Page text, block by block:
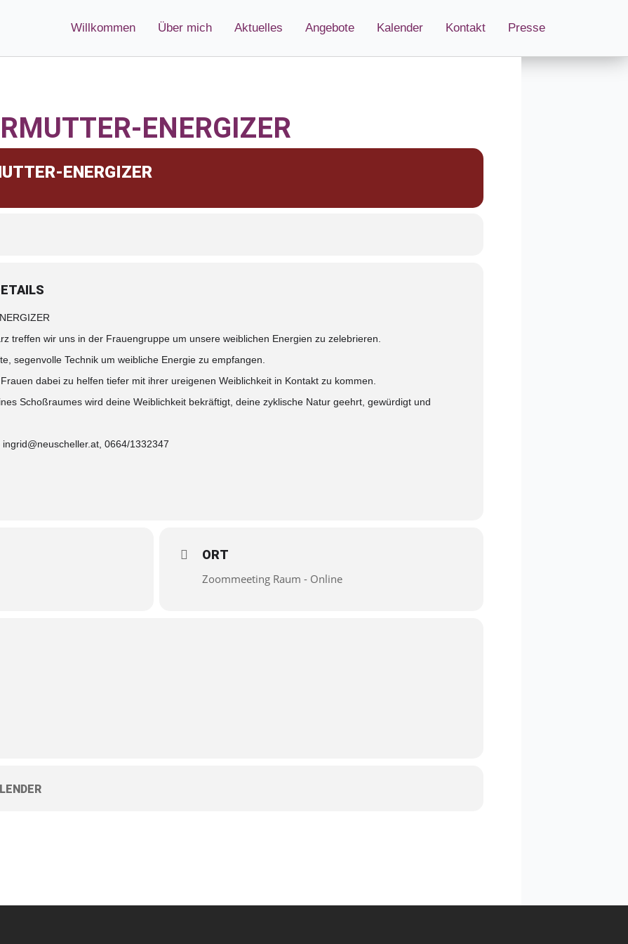
Willkommen Über mich Aktuelles Angebote Kalender Kontakt Presse
ENERGIZER
ENERGIZER
treffen wir uns in der Frauengruppe um unsere weiblichen Energien zu zelebrieren.
segenvolle Technik um weibliche Energie zu empfangen.
dabei zu helfen tiefer mit ihrer ureigenen Weiblichkeit in Kontakt zu kommen.
Schoßraumes wird deine Weiblichkeit bekräftigt, deine zyklische Natur geehrt, gewürdigt und
0664/1332347
ORT
Zoommeeting Raum - Online